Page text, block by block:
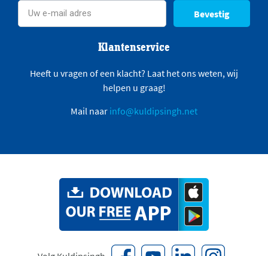
Bevestig
Klantenservice
Heeft u vragen of een klacht? Laat het ons weten, wij
helpen u graag!
Mail naar info@kuldipsingh.net